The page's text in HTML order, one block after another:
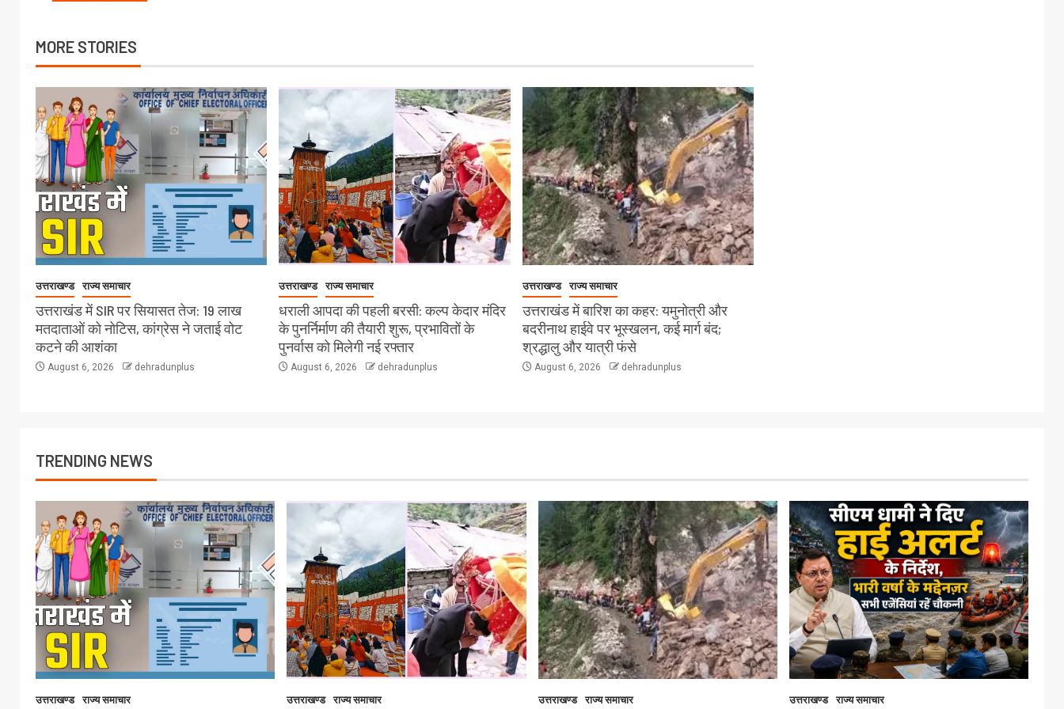
MORE STORIES
उत्तराखण्ड राज्य समाचार
उत्तराखंड में SIR पर सियासत तेज: 19 लाख
मतदाताओं को नोटिस, कांग्रेस ने जताई वोट
कटने की आशंका
August 6, 2026 dehradunplus
उत्तराखण्ड राज्य समाचार
धराली आपदा की पहली बरसी: कल्प केदार मंदिर
के पुनर्निर्माण की तैयारी शुरू, प्रभावितों के
पुनर्वास को मिलेगी नई रफ्तार
August 6, 2026 dehradunplus
उत्तराखण्ड राज्य समाचार
उत्तराखंड में बारिश का कहर: यमुनोत्री और
बदरीनाथ हाईवे पर भूस्खलन, कई मार्ग बंद;
श्रद्धालु और यात्री फंसे
August 6, 2026 dehradunplus
TRENDING NEWS
उत्तराखण्ड राज्य समाचार उत्तराखण्ड राज्य समाचार उत्तराखण्ड राज्य समाचार उत्तराखण्ड राज्य समाचार